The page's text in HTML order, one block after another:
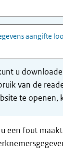
aangifte
u
van de
te
fout